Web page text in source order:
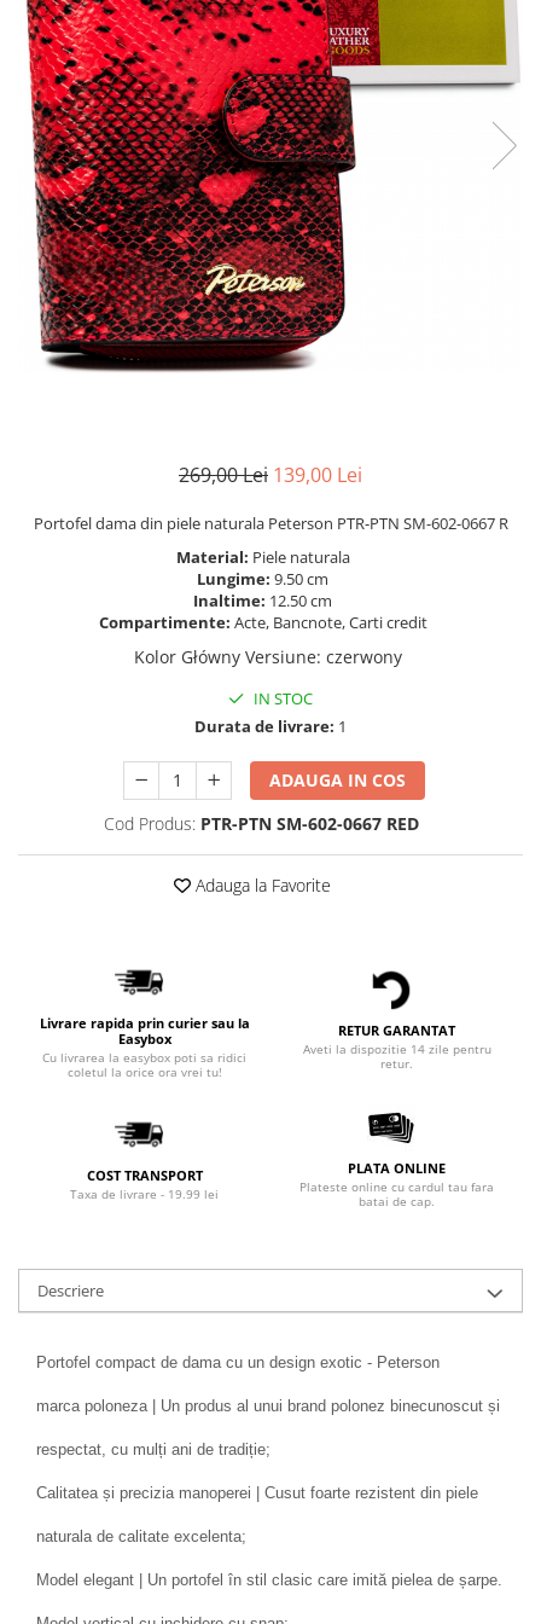
269,00 Lei 139,00 Lei
Portofel dama din piele naturala Peterson PTR-PTN SM-602-0667 R
Material: Piele naturala
Lungime: 9.50 cm
Inaltime: 12.50 cm
Compartimente: Acte, Bancnote, Carti credit
Kolor Główny Versiune: czerwony
IN STOC
Durata de livrare: 1
ADAUGA IN COS
Cod Produs: PTR-PTN SM-602-0667 RED
Adauga la Favorite
Livrare rapida prin curier sau la
Easybox
Cu livrarea la easybox poti sa ridici
coletul la orice ora vrei tu!
RETUR GARANTAT
Aveti la dispozitie 14 zile pentru
retur.
COST TRANSPORT
Taxa de livrare - 19.99 lei
PLATA ONLINE
Plateste online cu cardul tau fara
batai de cap.
Descriere
Portofel compact de dama cu un design exotic - Peterson
marca poloneza | Un produs al unui brand polonez binecunoscut și
respectat, cu mulți ani de tradiție;
Calitatea și precizia manoperei | Cusut foarte rezistent din piele
naturala de calitate excelenta;
Model elegant | Un portofel în stil clasic care imită pielea de șarpe.